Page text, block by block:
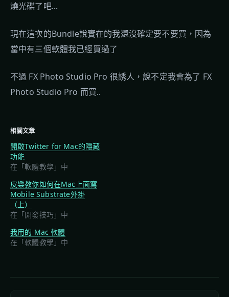
燒光碟了吧...
現在這次的Bundle說實在的我還沒確定要不要買，因為
當中有三個軟體我已經買過了
不過 FX Photo Studio Pro 很誘人，說不定我會為了 FX
Photo Studio Pro 而買..
相關文章
開啟Twitter for Mac的隱藏
功能
在「軟體教學」中
皮樂教你如何在Mac上面寫
Mobile Substrate外掛
（上）
在「開發技巧」中
我用的 Mac 軟體
在「軟體教學」中